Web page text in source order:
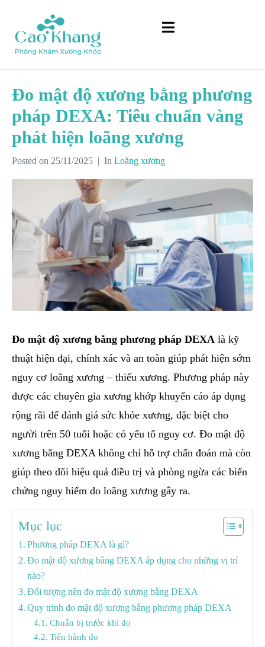
Đo mật độ xương bằng phương
pháp DEXA: Tiêu chuẩn vàng
phát hiện loãng xương
Posted on 25/11/2025 In Loãng xương
Đo mật độ xương bằng phương pháp DEXA là kỹ
thuật hiện đại, chính xác và an toàn giúp phát hiện sớm
nguy cơ loãng xương – thiếu xương. Phương pháp này
được các chuyên gia xương khớp khuyến cáo áp dụng
rộng rãi để đánh giá sức khỏe xương, đặc biệt cho
người trên 50 tuổi hoặc có yếu tố nguy cơ. Đo mật độ
xương bằng DEXA không chỉ hỗ trợ chẩn đoán mà còn
giúp theo dõi hiệu quả điều trị và phòng ngừa các biến
chứng nguy hiểm do loãng xương gây ra.
Mục lục
Phương pháp DEXA là gì?
Đo mật độ xương bằng DEXA áp dụng cho những vị trí
nào?
Đối tượng nên đo mật độ xương bằng DEXA
Quy trình đo mật độ xương bằng phương pháp DEXA
Chuẩn bị trước khi đo
Tiến hành đo